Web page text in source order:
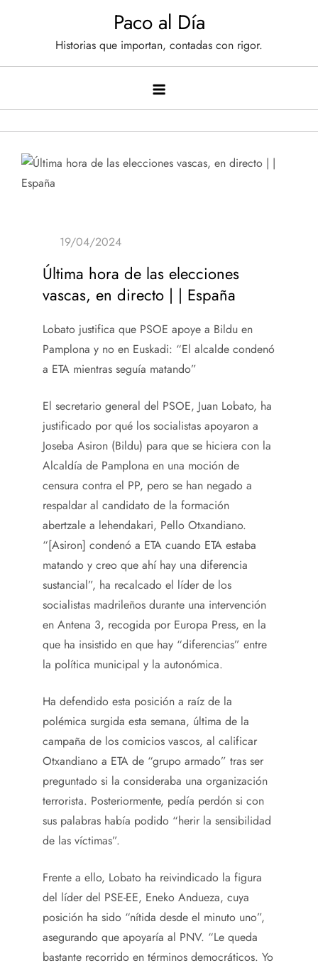
Paco al Día
Historias que importan, contadas con rigor.
Última hora de las elecciones
vascas, en directo | | España
Lobato justifica que PSOE apoye a Bildu en
Pamplona y no en Euskadi: “El alcalde condenó
a ETA mientras seguía matando”
El secretario general del PSOE, Juan Lobato, ha
justificado por qué los socialistas apoyaron a
Joseba Asiron (Bildu) para que se hiciera con la
Alcaldía de Pamplona en una moción de
censura contra el PP, pero se han negado a
respaldar al candidato de la formación
abertzale a lehendakari, Pello Otxandiano.
“[Asiron] condenó a ETA cuando ETA estaba
matando y creo que ahí hay una diferencia
sustancial”, ha recalcado el líder de los
socialistas madrileños durante una intervención
en Antena 3, recogida por Europa Press, en la
que ha insistido en que hay “diferencias” entre
la política municipal y la autonómica.
Ha defendido esta posición a raíz de la
polémica surgida esta semana, última de la
campaña de los comicios vascos, al calificar
Otxandiano a ETA de “grupo armado” tras ser
preguntado si la consideraba una organización
terrorista. Posteriormente, pedía perdón si con
sus palabras había podido “herir la sensibilidad
de las víctimas”.
Frente a ello, Lobato ha reivindicado la figura
del líder del PSE-EE, Eneko Andueza, cuya
posición ha sido “nítida desde el minuto uno”,
asegurando que apoyaría al PNV. “Le queda
bastante recorrido en términos democráticos. Yo